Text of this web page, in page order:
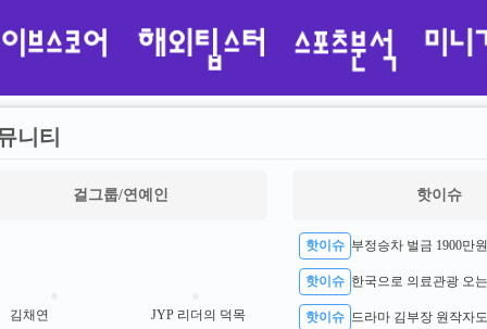
니티
걸그룹/연예인
김채연 JYP 리더의 덕목
핫이슈
핫이슈
핫이슈
핫이슈